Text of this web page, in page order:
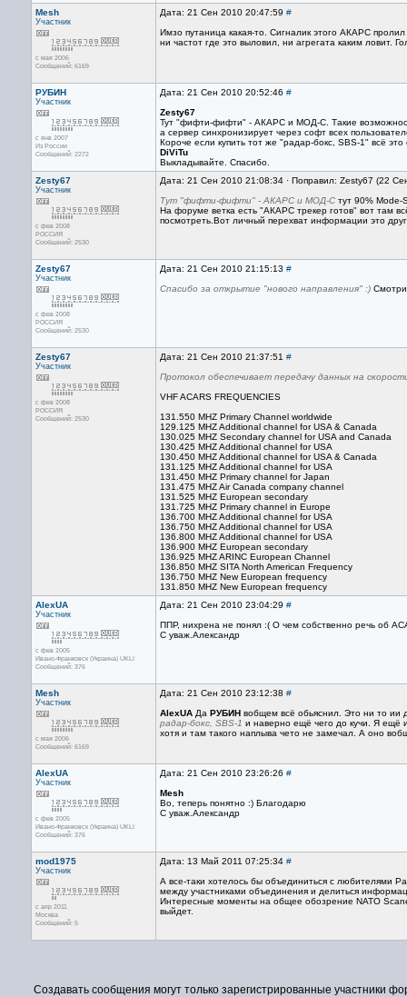
Mesh
Участник
с мая 2006
Сообщений: 6169
Дата: 21 Сен 2010 20:47:59 #
Имзо путаница какая-то. Сигналик этого АКАРС
ни частот где это выловил, ни агрегата каким ловит.
РУБИН
Участник
с янв 2007
Из России
Сообщений: 2272
Дата: 21 Сен 2010 20:52:46 #
Zesty67
Тут "фифти-фифти" - АКАРС и МОД-С. Такие
а сервер синхронизирует через софт всех
Короче если купить тот же "радар-бокс, SBS-1" всё
DiViTu
Выкладывайте. Спасибо.
Zesty67
Участник
с фев 2008
РОССИЯ
Сообщений: 2530
Дата: 21 Сен 2010 21:08:34 · Поправил: Zesty67 (22
Тут "фифти-фифти" - АКАРС и МОД-С тут 90%
На форуме ветка есть "AКАРС трекер готов" вот там
посмотреть.Вот личный перехват информации это
Zesty67
Участник
с фев 2008
РОССИЯ
Сообщений: 2530
Дата: 21 Сен 2010 21:15:13 #
Спасибо за открытие "нового направления" :)
Zesty67
Участник
с фев 2008
РОССИЯ
Сообщений: 2530
Дата: 21 Сен 2010 21:37:51 #
Протокол обеспечивает передачу данных на
VHF ACARS FREQUENCIES
131.550 MHZ Primary Channel worldwide
129.125 MHZ Additional channel for USA & Canada
130.025 MHZ Secondary channel for USA and Canada
130.425 MHZ Additional channel for USA
130.450 MHZ Additional channel for USA & Canada
131.125 MHZ Additional channel for USA
131.450 MHZ Primary channel for Japan
131.475 MHZ Air Canada company channel
131.525 MHZ European secondary
131.725 MHZ Primary channel in Europe
136.700 MHZ Additional channel for USA
136.750 MHZ Additional channel for USA
136.800 MHZ Additional channel for USA
136.900 MHZ European secondary
136.925 MHZ ARINC European Channel
136.850 MHZ SITA North American Frequency
136.750 MHZ New European frequency
131.850 MHZ New European frequency
AlexUA
Участник
с фев 2005
Ивано-Франковск (Украина) UKLI
Сообщений: 376
Дата: 21 Сен 2010 23:04:29 #
ППР, нихрена не понял :( О чем собственно речь об
С уваж.Александр
Mesh
Участник
с мая 2006
Сообщений: 6169
Дата: 21 Сен 2010 23:12:38 #
AlexUA Да РУБИН вобщем всё обьяснил. Это ни то ии
радар-бокс, SBS-1 и наверно ещё чего до кучи. Я ещё
хотя и там такого наплыва чето не замечал. А оно
AlexUA
Участник
с фев 2005
Ивано-Франковск (Украина) UKLI
Сообщений: 376
Дата: 21 Сен 2010 23:26:26 #
Mesh
Во, теперь понятно :) Благодарю
С уваж.Александр
mod1975
Участник
с апр 2011
Москва
Сообщений: 5
Дата: 13 Май 2011 07:25:34 #
А все-таки хотелось бы объединиться с любителями
между участниками объединения и делиться
Интересные моменты на общее обозрение NATO
выйдет.
Создавать сообщения могут только зарегистрированные участники